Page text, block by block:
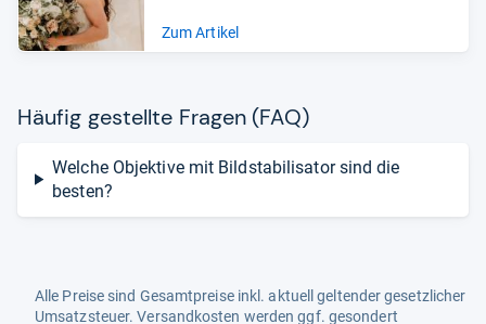
Zum Artikel
Häu­fig gestellte Fra­gen (FAQ)
Welche Objektive mit Bildstabilisator sind die
besten?
Alle Preise sind Gesamtpreise inkl. aktuell geltender gesetzlicher
Umsatzsteuer. Versandkosten werden ggf. gesondert